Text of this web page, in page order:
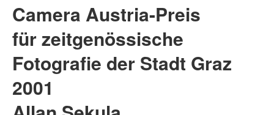
Über uns
Ausschreibungen
Shop
Datenschutz
Zeitschrift
Ausstellungen
Bücher
Bibliothek
Camera Austria-Preis
für zeitgenössische
Fotografie der Stadt Graz
2001